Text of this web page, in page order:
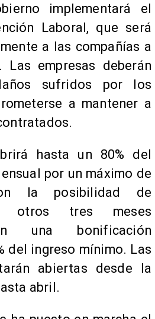
implementará el
Laboral, que será
a las compañías a
Las empresas deberán
sufridos por los
a mantener a
hasta un 80% del
por un máximo de
la posibilidad de
otros tres meses
una bonificación
del ingreso mínimo. Las
abiertas desde la
abril.